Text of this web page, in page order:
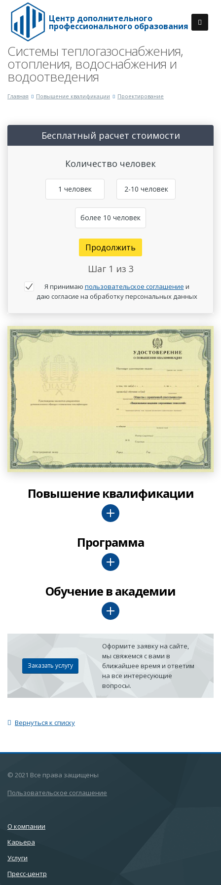
Центр дополнительного
профессионального образования
Системы теплогазоснабжения,
отопления, водоснабжения и
водоотведения
Главная Повышение квалификации Проектирование
Бесплатный расчет стоимости
Количество человек
1 человек 2-10 человек
более 10 человек
Продолжить
Шаг 1 из 3
Я принимаю пользовательское соглашение и
даю согласие на обработку персональных данных
Повышение квалификации
Программа
Обучение в академии
Заказать услугу
Оформите заявку на сайте,
мы свяжемся с вами в
ближайшее время и ответим
на все интересующие
вопросы.
Вернуться к списку
© 2021 Все права защищены
Пользовательское соглашение
О компании
Карьера
Услуги
Пресс-центр